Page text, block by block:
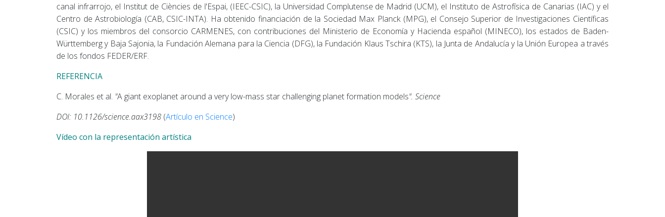
canal infrarrojo, el Institut de Ciències de l'Espai, (IEEC-CSIC), la Universidad Complutense de Madrid (UCM), el Instituto de Astrofísica de Canarias (IAC) y el
Centro de Astrobiología (CAB, CSIC-INTA). Ha obtenido financiación de la Sociedad Max Planck (MPG), el Consejo Superior de Investigaciones Científicas
(CSIC) y los miembros del consorcio CARMENES, con contribuciones del Ministerio de Economía y Hacienda español (MINECO), los estados de Baden-
Württemberg y Baja Sajonia, la Fundación Alemana para la Ciencia (DFG), la Fundación Klaus Tschira (KTS), la Junta de Andalucía y la Unión Europea a través
de los fondos FEDER/ERF.
REFERENCIA
C. Morales et al. "A giant exoplanet around a very low-mass star challenging planet formation models". Science
DOI: 10.1126/science.aax3198 (Artículo en Science)
Vídeo con la representación artística